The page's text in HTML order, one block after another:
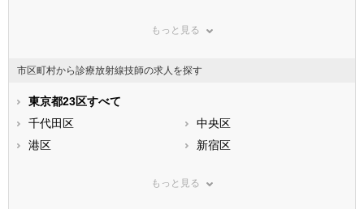
神奈川県
石川県
福井県
静岡県
滋賀県
兵庫県
山口県
もっと見る
市区町村から診療放射線技師の求人を探す
東京都23区すべて
千代田区
中央区
港区
新宿区
江東区
もっと見る